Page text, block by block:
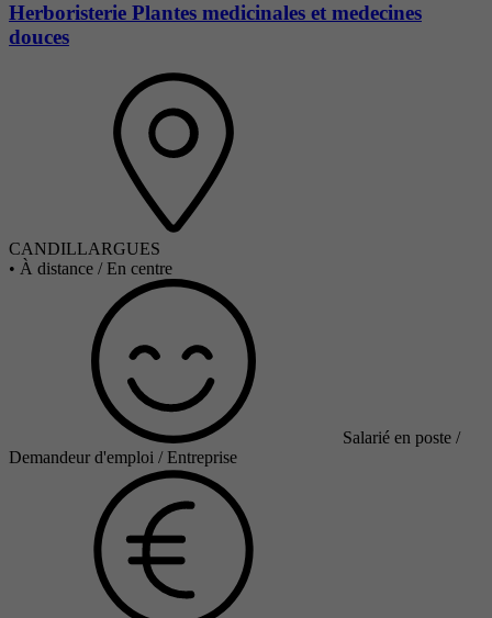
Herboristerie Plantes medicinales et medecines
douces
CANDILLARGUES
• À distance / En centre
Salarié en poste /
Demandeur d'emploi / Entreprise